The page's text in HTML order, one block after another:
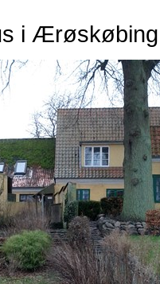
i Ærøskøbing